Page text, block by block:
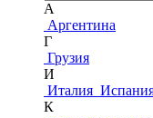
А
Аргентина
Г
Грузия
И
Италия
К